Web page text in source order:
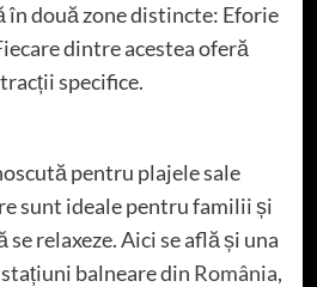
două zone distincte: Eforie
dintre acestea oferă
specifice.
pentru plajele sale
sunt ideale pentru familii și
relaxeze. Aici se află și una
balneare din România,